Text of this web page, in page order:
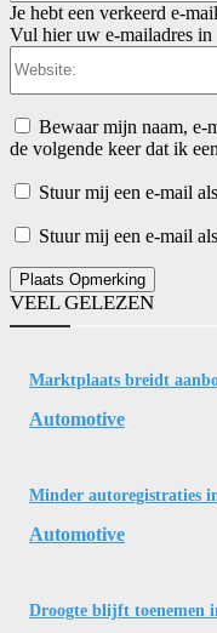
Je hebt een verkeerd e-
Vul hier uw e-mailadres in
Bewaar mijn naam, e-
de volgende keer dat ik
Stuur mij een e-mail
Stuur mij een e-mail
VEEL GELEZEN
Marktplaats breidt
Automotive
Minder autoregistraties
Automotive
Droogte blijft toenemen